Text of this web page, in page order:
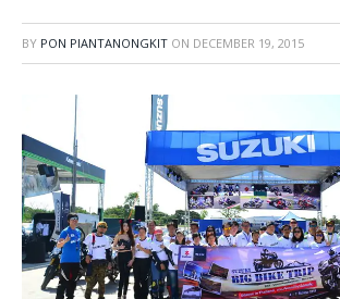
BY PON PIANTANONGKIT ON DECEMBER 19, 2015